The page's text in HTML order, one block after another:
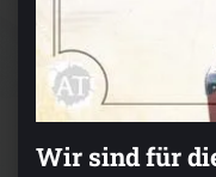
Wir sind für